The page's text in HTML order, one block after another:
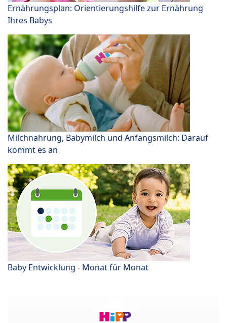
Ernährungsplan: Orientierungshilfe zur Ernährung
Ihres Babys
Milchnahrung, Babymilch und Anfangsmilch: Darauf
kommt es an
Baby Entwicklung - Monat für Monat